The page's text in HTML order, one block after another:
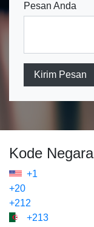
Pesan Anda
Kirim Pesan
Kode Negara
+1
+20
+212
+213